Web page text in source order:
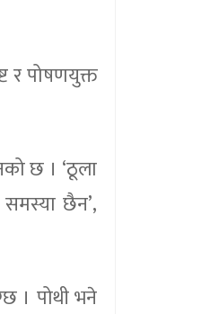
र पोषणयुक्त
छ । ‘ठूला
छैन’,
। पोथी भने